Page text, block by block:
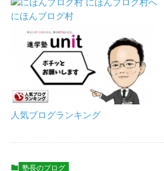
にほんブログ村
人気ブログランキング
塾長のブログ